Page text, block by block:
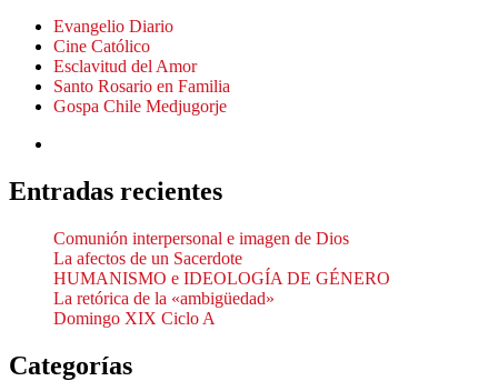
Evangelio Diario
Cine Católico
Esclavitud del Amor
Santo Rosario en Familia
Gospa Chile Medjugorje
Entradas recientes
Comunión interpersonal e imagen de Dios
La afectos de un Sacerdote
HUMANISMO e IDEOLOGÍA DE GÉNERO
La retórica de la «ambigüedad»
Domingo XIX Ciclo A
Categorías